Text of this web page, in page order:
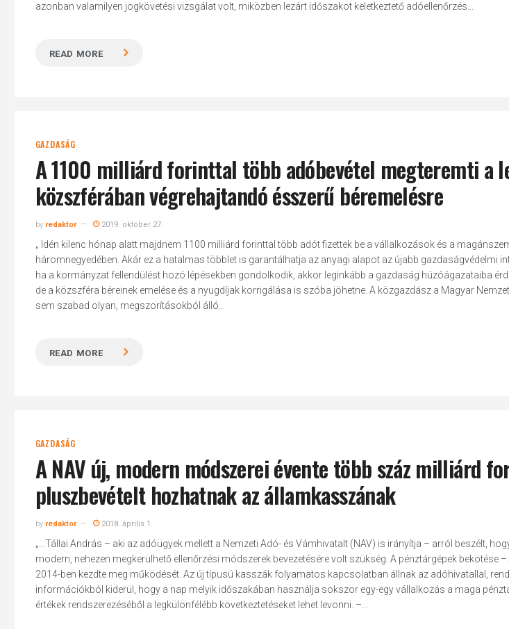
Hit enter to search or ESC to close
azonban valamilyen jogkövetési vizsgálat volt, miközben lezárt időszakot keletkeztető adóellenőrzés...
READ MORE
GAZDASÁG
A 1100 milliárd forinttal több adóbevétel megteremti a
közszférában végrehajtandó ésszerű béremelésre
by redaktor 2019. október 27.
„ Idén kilenc hónap alatt majdnem 1100 milliárd forinttal több adót fizettek be a vállalkozások és a
háromnegyedében. Akár ez a hatalmas többlet is garantálhatja az anyagi alapot az újabb gazdaságvédelmi
ha a kormányzat fellendülést hozó lépésekben gondolkodik, akkor leginkább a gazdaság húzóágazataiba
de a közszféra béreinek emelése és a nyugdíjak korrigálása is szóba jöhetne. A közgazdász a Magyar
sem szabad olyan, megszorításokból álló...
READ MORE
GAZDASÁG
A NAV új, modern módszerei évente több száz milliárd
pluszbevételt hozhatnak az államkasszának
by redaktor 2018. április 1.
„...Tállai András – aki az adóügyek mellett a Nemzeti Adó- és Vámhivatalt (NAV) is irányítja – arról beszélt,
modern, nehezen megkerülhető ellenőrzési módszerek bevezetésére volt szükség. A pénztárgépek bekötése
2014-ben kezdte meg működését. Az új típusú kasszák folyamatos kapcsolatban állnak az adóhivatallal,
információkból kiderül, hogy a nap melyik időszakában használja sokszor egy-egy vállalkozás a maga
értékek rendszerezéséből a legkülönfélébb következtetéseket lehet levonni. –...